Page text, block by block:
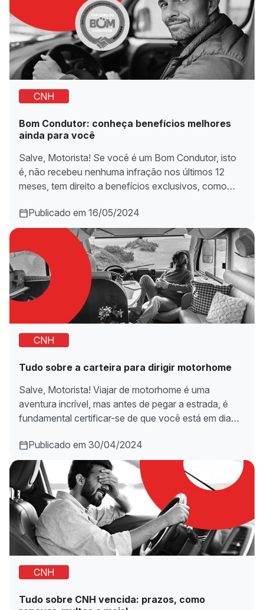
CNH
Bom Condutor: conheça benefícios melhores
ainda para você
Salve, Motorista! Se você é um Bom Condutor, isto
é, não recebeu nenhuma infração nos últimos 12
meses, tem direito a benefícios exclusivos, como…
Publicado em 16/05/2024
CNH
Tudo sobre a carteira para dirigir motorhome
Salve, Motorista! Viajar de motorhome é uma
aventura incrível, mas antes de pegar a estrada, é
fundamental certificar-se de que você está em dia…
Publicado em 30/04/2024
CNH
Tudo sobre CNH vencida: prazos, como